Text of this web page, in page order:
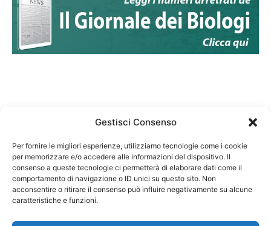
Gestisci Consenso
Per fornire le migliori esperienze, utilizziamo tecnologie come i cookie
per memorizzare e/o accedere alle informazioni del dispositivo. Il
consenso a queste tecnologie ci permetterà di elaborare dati come il
comportamento di navigazione o ID unici su questo sito. Non
acconsentire o ritirare il consenso può influire negativamente su alcune
caratteristiche e funzioni.
Federazione Nazionale Degli Ordini dei Biologi:
codice fiscale 80069130583
Responsabile sito internet www.fnob.it: